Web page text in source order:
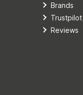
Brands
Trustpilot
Reviews